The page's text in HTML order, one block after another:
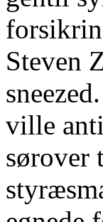
Steven
ville
sørover